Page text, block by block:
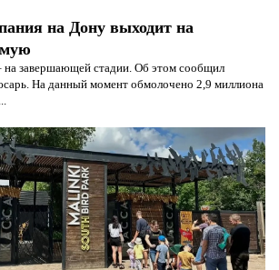
на Дону выходит на
на завершающей стадии. Об этом сообщил
На данный момент обмолочено 2,9 миллиона